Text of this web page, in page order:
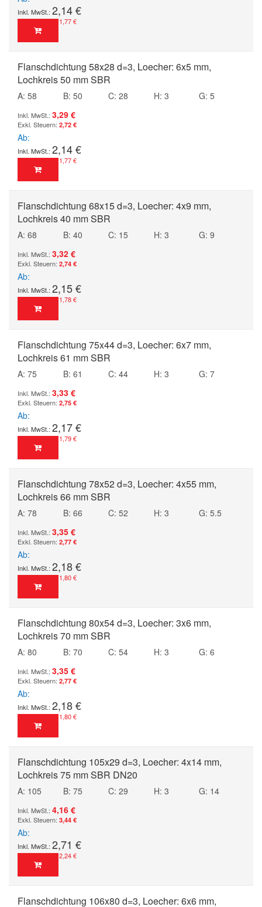
2,14 €
1,77 €
Flanschdichtung 58x28 d=3, Loecher: 6x5 mm,
Lochkreis 50 mm SBR
A: 58 B: 50 C: 28 H: 3
G: 5
3,29 €
2,72 €
Ab
2,14 €
1,77 €
Flanschdichtung 68x15 d=3, Loecher: 4x9 mm,
Lochkreis 40 mm SBR
A: 68 B: 40 C: 15 H: 3
G: 9
3,32 €
2,74 €
Ab
2,15 €
1,78 €
Flanschdichtung 75x44 d=3, Loecher: 6x7 mm,
Lochkreis 61 mm SBR
A: 75 B: 61 C: 44 H: 3
G: 7
3,33 €
2,75 €
Ab
2,17 €
1,79 €
Flanschdichtung 78x52 d=3, Loecher: 4x55 mm,
Lochkreis 66 mm SBR
A: 78 B: 66 C: 52 H: 3
G: 5.5
3,35 €
2,77 €
Ab
2,18 €
1,80 €
Flanschdichtung 80x54 d=3, Loecher: 3x6 mm,
Lochkreis 70 mm SBR
A: 80 B: 70 C: 54 H: 3
G: 6
3,35 €
2,77 €
Ab
2,18 €
1,80 €
Flanschdichtung 105x29 d=3, Loecher: 4x14 mm,
Lochkreis 75 mm SBR DN20
A: 105 B: 75 C: 29 H: 3
G: 14
4,16 €
3,44 €
Ab
2,71 €
2,24 €
Flanschdichtung 106x80 d=3, Loecher: 6x6 mm,